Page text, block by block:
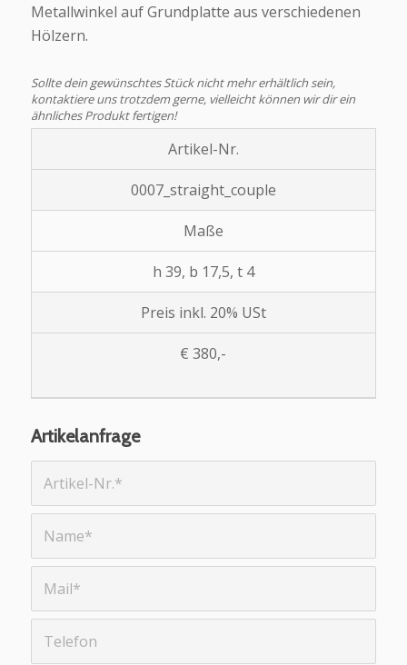
Metallwinkel auf Grundplatte aus verschiedenen
Hölzern.
Sollte dein gewünschtes Stück nicht mehr erhältlich sein,
kontaktiere uns trotzdem gerne, vielleicht können wir dir ein
ähnliches Produkt fertigen!
Artikel-Nr.
0007_straight_couple
Maße
h 39, b 17,5, t 4
Preis inkl. 20% USt
€ 380,-
Artikelanfrage